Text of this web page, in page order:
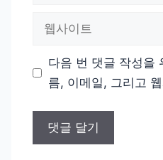
트
다음 번 댓글 작성을
름, 이메일, 그리고